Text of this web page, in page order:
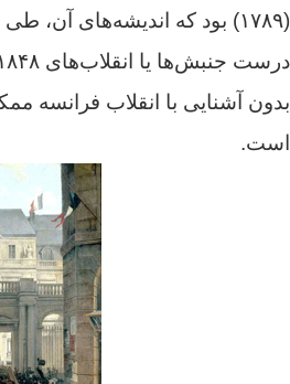
بدون آشنایی با انقلاب فرانسه
است.